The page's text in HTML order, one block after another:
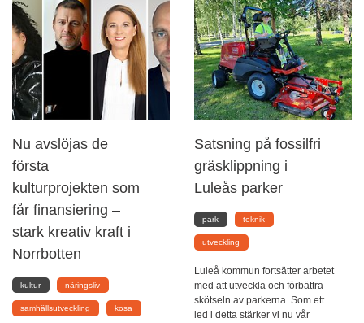
Nu avslöjas de
första
kulturprojekten som
får finansiering –
stark kreativ kraft i
Norrbotten
kultur näringsliv
samhällsutveckling kosa
Satsning på fossilfri
gräsklippning i
Luleås parker
park teknik
utveckling
Luleå kommun fortsätter arbetet
med att utveckla och förbättra
skötseln av parkerna. Som ett
led i detta stärker vi nu vår